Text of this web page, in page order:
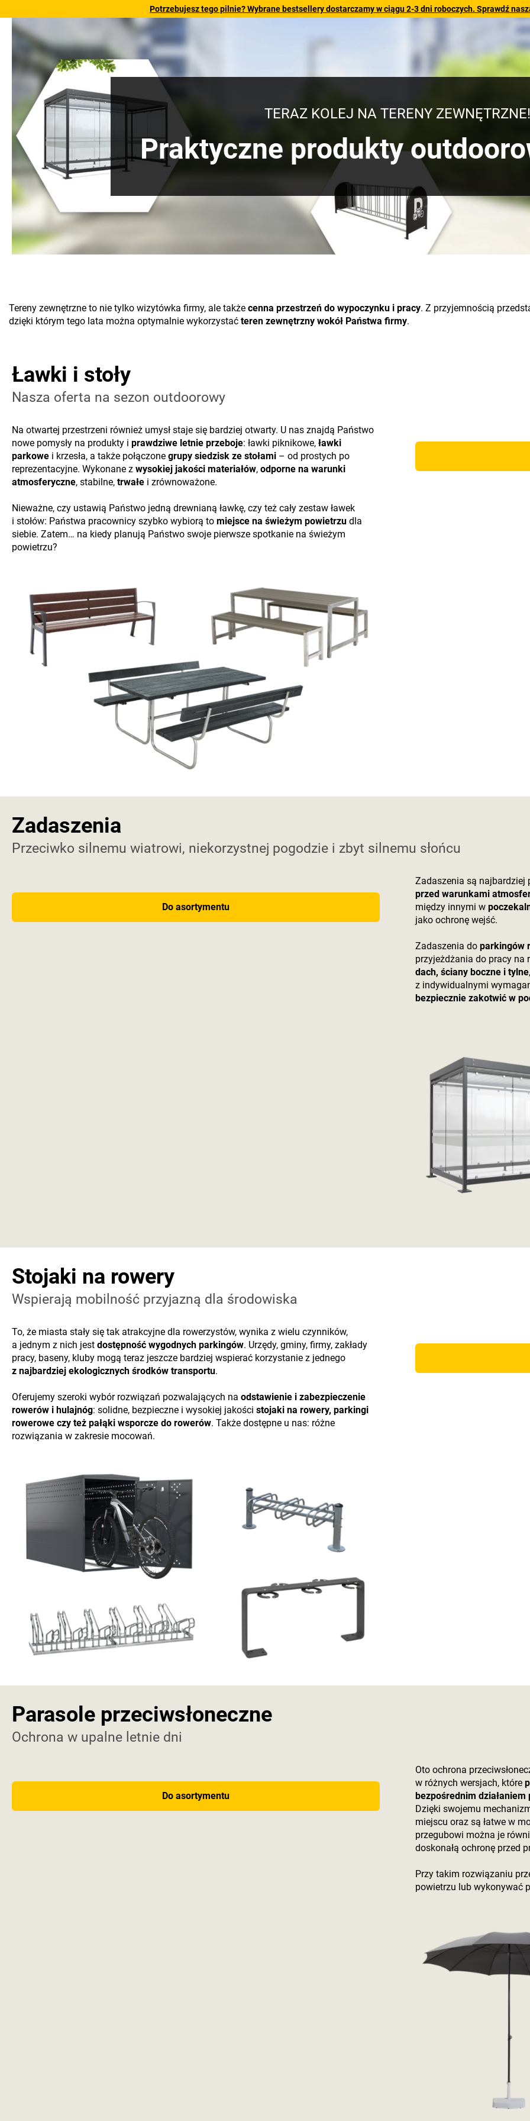
Potrzebujesz tego pilnie? Wybrane bestsellery dostarczamy w ciągu 2-3 dni roboczych. Sprawdź
TERAZ KOLEJ NA TERENY ZEWNĘTRZNE!
Praktyczne produkty
Tereny zewnętrzne to nie tylko wizytówka firmy, ale także cenna przestrzeń do wypoczynku i pracy. Z przyjemnością
dzięki którym tego lata można optymalnie wykorzystać teren zewnętrzny wokół Państwa firmy.
Ławki i stoły
Nasza oferta na sezon outdoorowy
Na otwartej przestrzeni również umysł staje się bardziej otwarty. U nas znajdą Państwo
nowe pomysły na produkty i prawdziwe letnie przeboje: ławki piknikowe, ławki
parkowe i krzesła, a także połączone grupy siedzisk ze stołami – od prostych po
reprezentacyjne. Wykonane z wysokiej jakości materiałów, odporne na warunki
atmosferyczne, stabilne, trwałe i zrównoważone.
Nieważne, czy ustawią Państwo jedną drewnianą ławkę, czy też cały zestaw ławek
i stołów: Państwa pracownicy szybko wybiorą to miejsce na świeżym powietrzu dla
siebie. Zatem… na kiedy planują Państwo swoje pierwsze spotkanie na świeżym
powietrzu?
Zadaszenia
Przeciwko silnemu wiatrowi, niekorzystnej pogodzie i zbyt silnemu słońcu
Do asortymentu
Zadaszenia są najbardziej
przed warunkami
między innymi w
jako ochronę wejść.
Zadaszenia do parkingów
przyjeżdżania do pracy na
dach, ściany boczne i tylne
z indywidualnymi
bezpiecznie zakotwić w
Stojaki na rowery
Wspierają mobilność przyjazną dla środowiska
To, że miasta stały się tak atrakcyjne dla rowerzystów, wynika z wielu czynników,
a jednym z nich jest dostępność wygodnych parkingów. Urzędy, gminy, firmy, zakłady
pracy, baseny, kluby mogą teraz jeszcze bardziej wspierać korzystanie z jednego
z najbardziej ekologicznych środków transportu.
Oferujemy szeroki wybór rozwiązań pozwalających na odstawienie i zabezpieczenie
rowerów i hulajnóg: solidne, bezpieczne i wysokiej jakości stojaki na rowery, parkingi
rowerowe czy też pałąki wsporcze do rowerów. Także dostępne u nas: różne
rozwiązania w zakresie mocowań.
Parasole przeciwsłoneczne
Ochrona w upalne letnie dni
Do asortymentu
Oto ochrona
w różnych wersjach, które
bezpośrednim działaniem
Dzięki swojemu
miejscu oraz są łatwe w
przegubowi można je
doskonałą ochronę przed
Przy takim rozwiązaniu
powietrzu lub wykonywać